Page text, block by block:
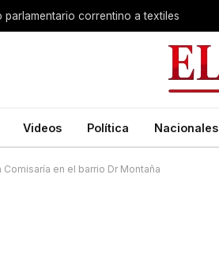
parlamentario correntino a textiles
Videos Política Nacionales
Comisaría en el barrio Dr Montaña